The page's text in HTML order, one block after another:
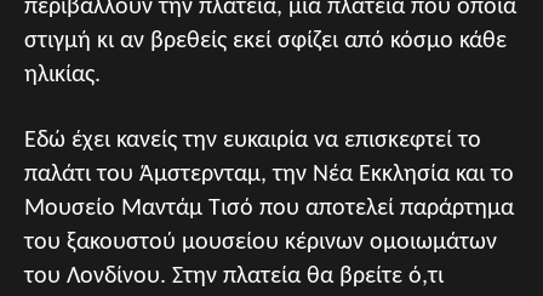
περιβάλλουν την πλατεία, μια πλατεία που όποια
στιγμή κι αν βρεθείς εκεί σφίζει από κόσμο κάθε
ηλικίας.
Εδώ έχει κανείς την ευκαιρία να επισκεφτεί το
παλάτι του Άμστερνταμ, την Νέα Εκκλησία και το
Μουσείο Μαντάμ Τισό που αποτελεί παράρτημα
του ξακουστού μουσείου κέρινων ομοιωμάτων
του Λονδίνου. Στην πλατεία θα βρείτε ό,τι